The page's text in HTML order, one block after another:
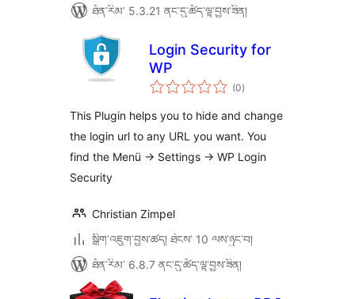
ཐོན་རིམ་ 5.3.21 ནང་དུ་ཚོད་ལྟ་བྱས་ཟིན།
Login Security for
WP
(0གདེང་
འཇོག་
ཚང་།
)
This Plugin helps you to hide and change
the login url to any URL you want. You
find the Menü -> Settings -> WP Login
Security
Christian Zimpel
སྒྲིག་འཇུག་བྱས་ཚད། ཐེངས་ 10 ལས་ཉུང་བ།
ཐོན་རིམ་ 6.8.7 ནང་དུ་ཚོད་ལྟ་བྱས་ཟིན།